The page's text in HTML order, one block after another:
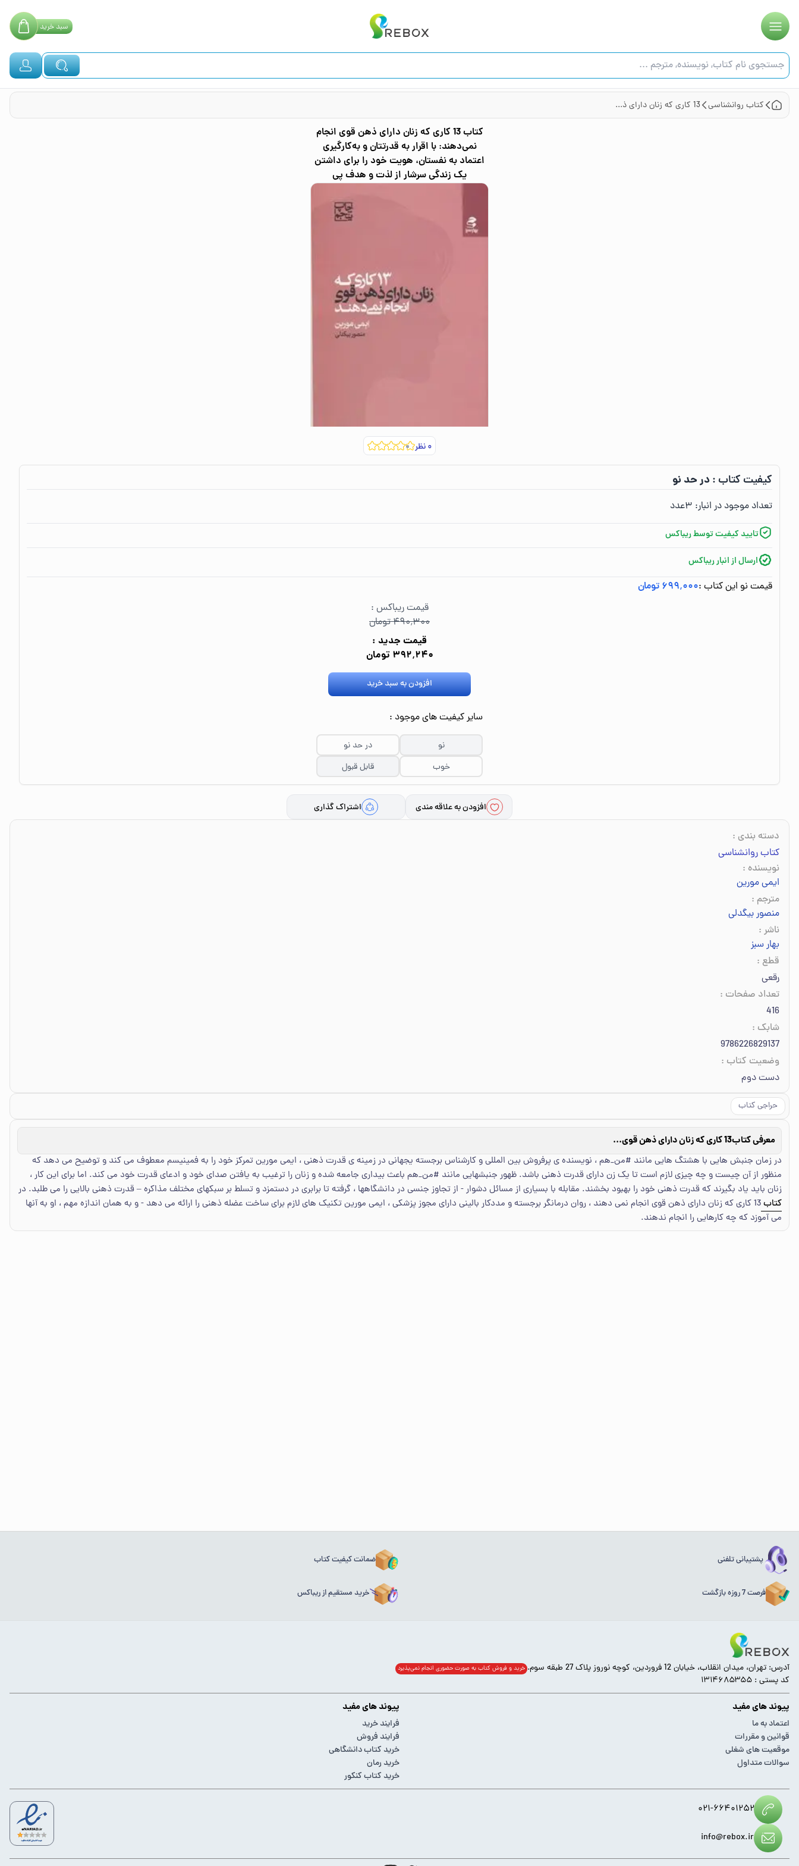
سبدخرید
کتاب روانشناسی 13 کاری که زنان دارای ذهن قوی انجام نمی‌دهند: با اقرار به قدرتتان و به‌کارگیری اعتماد به نفستان، هویت خود را برای داشتن یک زندگی سرشار از لذت و هدف پی
کتاب
13 کاری که زنان دارای ذهن قوی انجام
نمی‌دهند: با اقرار به قدرتتان و به‌کارگیری
اعتماد به نفستان، هویت خود را برای داشتن
یک زندگی سرشار از لذت و هدف پی
۰نظر
کیفیت کتاب :‌در حد نو
تعداد موجود در انبار:‌ ۳عدد
تایید کیفیت توسط ریباکس
ارسال از انبار ریباکس
قیمت نو این کتاب :۶۹۹٬۰۰۰ تومان
قیمت ریباکس :
۴۹۰٬۳۰۰ تومان
قیمت جدید :
۳۹۲٬۲۴۰ تومان
افزودن به سبد خرید
سایر کیفیت های موجود :
نو
در حد نو
خوب
قابل قبول
افزودن به علاقه مندی اشتراک گذاری
دسته بندی :
کتاب روانشناسی
نویسنده :
ایمی مورین
مترجم :
منصور بیگدلی
ناشر :
بهار سبز
قطع :
رقعی
تعداد صفحات :
416
شابک :
9786226829137
وضعیت کتاب :
دست دوم
حراجی کتاب
معرفی کتاب 13 کاری که زنان دارای ذهن قوی انجام نمی‌دهند: با اقرار به قدرتتان و به‌کارگیری اعتماد به نفستان، هویت خود را برای داشتن یک زندگی سرشار از لذت و هدف پی
در زمان جنبش هایی با هشتگ هایی مانند #من_هم ، نویسنده ی پرفروش بین المللی و کارشناس برجسته یجهانی در زمینه ی قدرت ذهنی ، ایمی مورین تمرکز خود را به فمینیسم معطوف می کند و توضیح می دهد که
منظور از آن چیست و چه چیزی لازم است تا یک زن دارای قدرت ذهنی باشد. ظهور جنبشهایی مانند #من_هم باعث بیداری جامعه شده و زنان را ترغیب به یافتن صدای خود و ادعای قدرت خود می کند. اما برای این کار ،
زنان باید یاد بگیرند که قدرت ذهنی خود را بهبود بخشند. مقابله با بسیاری از مسائل دشوار - از تجاوز جنسی در دانشگاهها ، گرفته تا برابری در دستمزد و تسلط بر سبکهای مختلف مذاکره – قدرت ذهنی بالایی را می طلبد. در
کتاب
13 کاری که زنان دارای ذهن قوی انجام نمی دهند ، روان درمانگر برجسته و مددکار بالینی دارای مجوز پزشکی ، ایمی مورین تکنیک های لازم برای ساخت عضله ذهنی را ارائه می دهد - و به همان اندازه مهم ، او به آنها
می آموزد که چه کارهایی را انجام ندهند.
پشتیبانی تلفنی ضمانت کیفیت کتاب
فرصت 7 روزه بازگشت خرید مستقیم از ریباکس
آدرس: تهران، میدان انقلاب، خیابان 12 فروردین، کوچه نوروز پلاک 27 طبقه سوم. خرید و فروش کتاب به صورت حضوری انجام‌ نمی‌پذیرد
کد پستی : ۱۳۱۴۶۸۵۳۵۵
پیوند های مفید
اعتماد به ما
قوانین و مقررات
موقعیت های شغلی
سوالات متداول
پیوند های مفید
فرایند خرید
فرایند فروش
خرید کتاب دانشگاهی
خرید رمان
خرید کتاب کنکور
۰۲۱-۶۶۴۰۱۲۵۲
info@rebox.ir